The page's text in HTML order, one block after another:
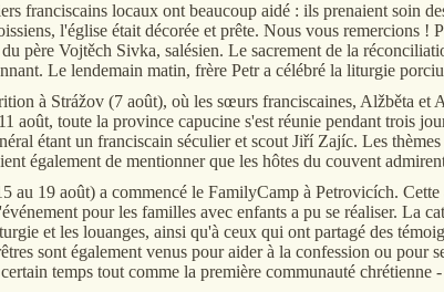
franciscains locaux ont beaucoup aidé : ils prenaient soin
l'église était décorée et prête. Nous vous remercions
père Vojtěch Sivka, salésien. Le sacrement de la
Le lendemain matin, frère Petr a célébré la liturgie
à Strážov (7 août), où les sœurs franciscaines, Alžběta
août, toute la province capucine s'est réunie pendant trois
étant un franciscain séculier et scout Jiří Zajíc. Les
également de mentionner que les hôtes du couvent
au 19 août) a commencé le FamilyCamp à Petrovicích.
pour les familles avec enfants a pu se réaliser. La
et les louanges, ainsi qu'à ceux qui ont partagé des
sont également venus pour aider à la confession ou
temps tout comme la première communauté chrétienne -